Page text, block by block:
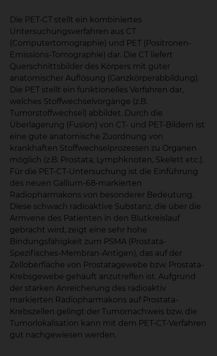
Die PET-CT stellt ein kombiniertes
Untersuchungsverfahren aus CT
(Computertomographie) und PET (Positronen-
Emissions-Tomographie) dar. Die CT liefert
Querschnittsbilder des Körpers mit guter
anatomischer Auflösung (Ganzkörperabbildung).
Die PET stellt ein funktionelles Verfahren dar,
welches Stoffwechselvorgänge (z.B.
Tumorstoffwechsel) abbildet. Durch die
Überlagerung (Fusion) von CT- und PET-Bildern ist
eine gute anatomische Zuordnung von
krankhaften Stoffwechselprozessen zu Organen
möglich (z.B. Prostata, Lymphknoten, Skelett etc.).
Für die PET-CT-Untersuchung ist die Einführung
des neuen Gallium-68-markierten
Radiopharmakons von besonderer Bedeutung.
Diese schwach radioaktive Substanz, die über die
Armvene des Patienten in den Blutkreislauf
gebracht wird, zeigt eine sehr hohe
Bindungsfähigkeit zum PSMA (Prostata-
Spezifisches-Membran-Antigen), das auf der
Zelloberfläche von Prostatagewebe bzw. Prostata-
Krebsgewebe gehäuft anzutreffen ist. Aufgrund
der starken Anreicherung des radioaktiv
markierten Radiopharmakons auf Prostata-
Krebszellen gelingt der Tumornachweis bzw. die
Tumorlokalisation kann mit dem PET-CT-Verfahren
gut nachgewiesen werden.